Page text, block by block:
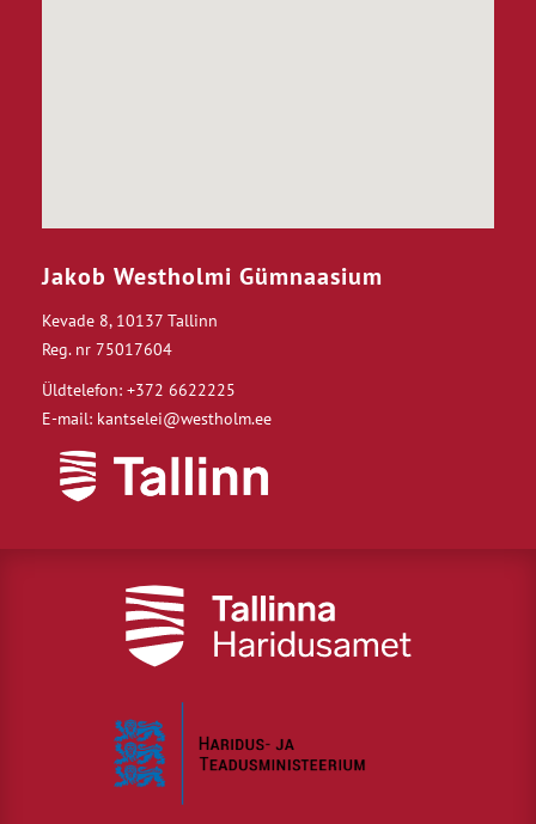
Jakob Westholmi Gümnaasium
Kevade 8, 10137 Tallinn
Reg. nr 75017604
Üldtelefon: +372 6622225
E-mail: kantselei@westholm.ee